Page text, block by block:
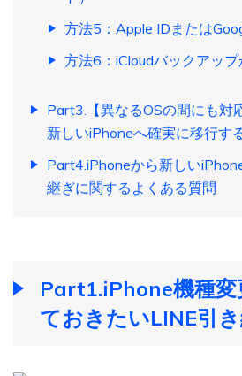
方法5：Apple IDまたは
方法6：iCloudバックアッ
Part3.【異なるOSの間にも対
新しいiPhoneへ確実に移行す
Part4.iPhoneから新しい
継ぎに関するよくある質問
Part1.iPhone機種変
ておきたいLINE引